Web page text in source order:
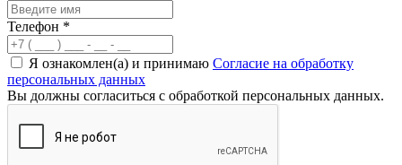
Телефон *
Я ознакомлен(а) и принимаю Согласие на обработку
персональных данных
Вы должны согласиться с обработкой персональных данных.